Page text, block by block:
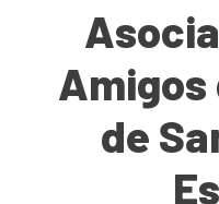
Amigos
de